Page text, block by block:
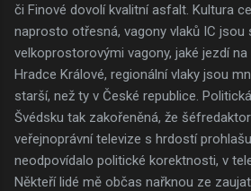
či Finové dovolí kvalitní asfalt. Kultura
naprosto otřesná, vagony vlaků IC jsou
velkoprostorovými vagony, jaké jezdí
Hradce Králové, regionální vlaky jsou
starší, než ty v České republice.
Švédsku tak zakořeněná, že
veřejnoprávní televize s hrdostí
neodpovídalo politické korektnosti, v
Někteří lidé mě občas nařknou ze